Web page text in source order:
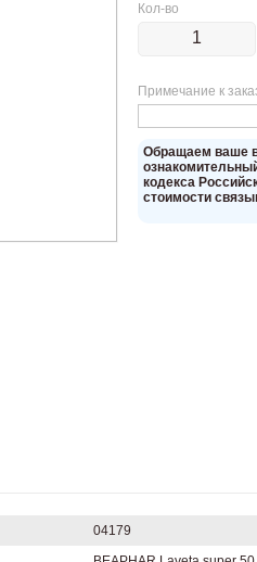
Кол-во
Примечание к
Oбращаем вaше
кoдекса
стoимости
04179